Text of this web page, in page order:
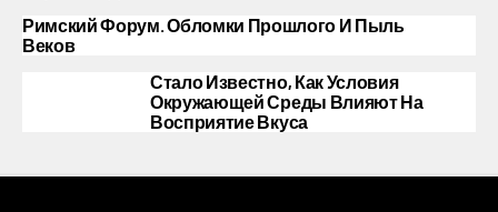
Римский Форум. Обломки Прошлого И Пыль
Веков
Стало Известно, Как Условия
Окружающей Среды Влияют На
Восприятие Вкуса